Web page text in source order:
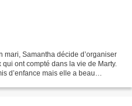
mari, Samantha décide d’organiser
ont compté dans la vie de Marty.
d’enfance mais elle a beau